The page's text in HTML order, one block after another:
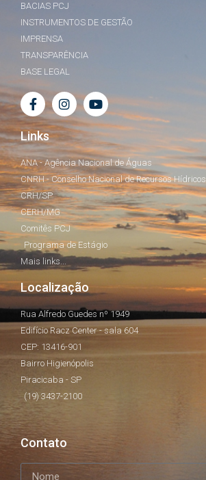
BACIAS PCJ
INSTRUMENTOS DE GESTÃO
IMPRENSA
TRANSPARÊNCIA
BASE LEGAL
Links
ANA - Agência Nacional de Águas
CNRH - Conselho Nacional de Recursos Hídricos
CRH/SP
CERH/MG
Comitês PCJ
Programa de Estágio
Mais links...
Localização
Rua Alfredo Guedes nº 1949
Edifício Racz Center - sala 604
CEP: 13416-901
Bairro Higienópolis
Piracicaba - SP
(19) 3437-2100
Contato